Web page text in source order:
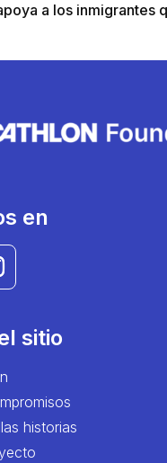
a los inmigrantes
en
sitio
historias